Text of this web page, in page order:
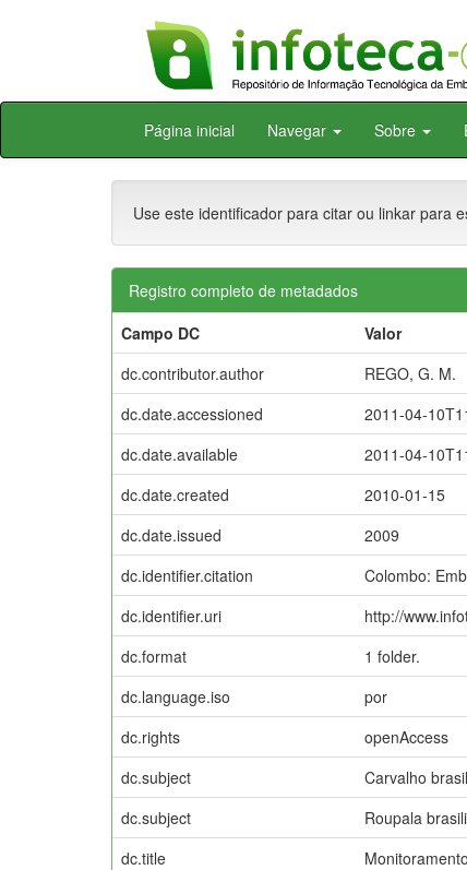
Skip
Página inicial Navegar Sobre
Use este identificador para citar ou linkar para
Registro completo de metadados
Campo DC
Valor
dc.contributor.author
REGO, G. M.
dc.date.accessioned
2011-04-
dc.date.available
2011-04-
dc.date.created
2010-01-15
dc.date.issued
2009
dc.identifier.citation
Colombo:
dc.identifier.uri
http://
dc.format
1 folder.
dc.language.iso
por
dc.rights
openAccess
dc.subject
Carvalho
dc.subject
Roupala
dc.title